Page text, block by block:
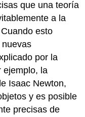
que una teoría
a la
esto
por la
ejemplo, la
Isaac Newton,
y es posible
precisas de